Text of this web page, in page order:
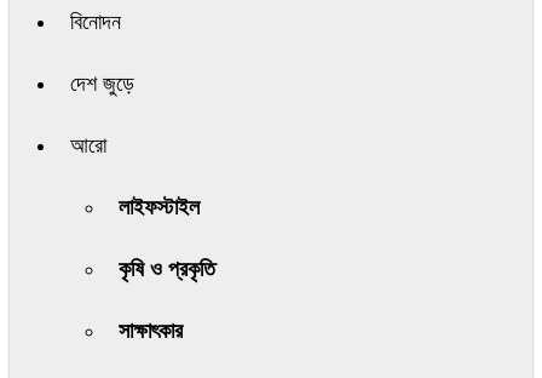
বিনোদন
দেশ জুড়ে
আরো
লাইফস্টাইল
কৃষি ও প্রকৃতি
সাক্ষাৎকার